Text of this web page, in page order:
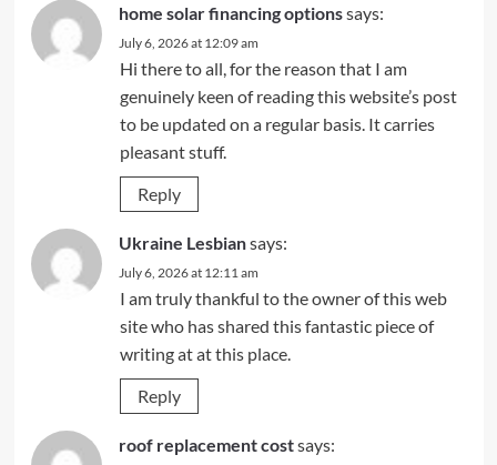
home solar financing optionssays:
July 6, 2026 at 12:09 am
Hi there to all, for the reason that I am
genuinely keen of reading this website’s post
to be updated on a regular basis. It carries
pleasant stuff.
Reply
Ukraine Lesbiansays:
July 6, 2026 at 12:11 am
I am truly thankful to the owner of this web
site who has shared this fantastic piece of
writing at at this place.
Reply
roof replacement costsays: